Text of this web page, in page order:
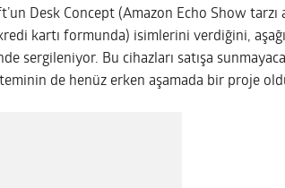
Desk Concept (Amazon Echo Show tarzı
kartı formunda) isimlerini verdiğini,
sergileniyor. Bu cihazları satışa
de henüz erken aşamada bir proje